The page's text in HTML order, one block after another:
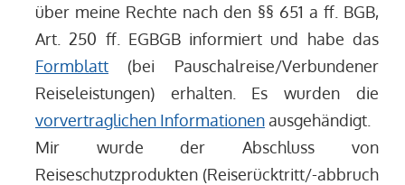
über meine Rechte nach den §§ 651 a ff. BGB,
Art. 250 ff. EGBGB informiert und habe das
Formblatt(bei Pauschalreise/Verbundener
Reiseleistungen) erhalten. Es wurden die
vorvertraglichen Informationenausgehändigt.
Mir wurde der Abschluss von
Reiseschutzprodukten (Reiserücktritt/-abbruch